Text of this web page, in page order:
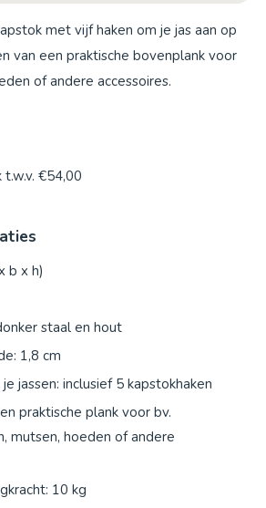
met vijf haken om je jas aan op
van een praktische bovenplank voor
of andere accessoires.
€54,00
b x h)
staal en hout
1,8 cm
jassen: inclusief 5 kapstokhaken
praktische plank voor bv.
mutsen, hoeden of andere
10 kg